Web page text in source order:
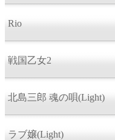
Rio
戦国乙女2
北島三郎 魂の唄(Light)
ラブ嬢(Light)